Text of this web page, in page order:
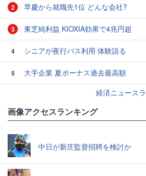
2 早慶から就職先1位 どんな会社?
3 東芝純利益 KIOXIA効果で4兆円超
4 シニアが夜行バス利用 体験語る
5
大手企業 夏ボーナス過去最高額
経済ニュース
画像アクセスランキング
中日が新庄監督招聘を検討か